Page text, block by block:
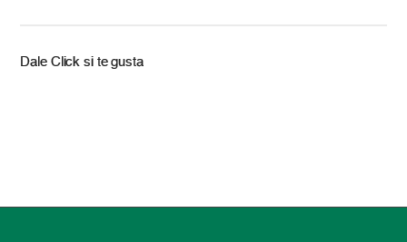
Dale Click si te gusta